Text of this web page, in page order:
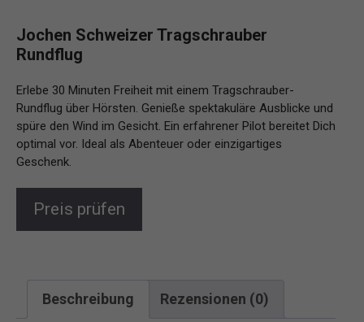
Jochen Schweizer Tragschrauber
Rundflug
Erlebe 30 Minuten Freiheit mit einem Tragschrauber-
Rundflug über Hörsten. Genieße spektakuläre Ausblicke und
spüre den Wind im Gesicht. Ein erfahrener Pilot bereitet Dich
optimal vor. Ideal als Abenteuer oder einzigartiges
Geschenk.
Preis prüfen
Beschreibung Rezensionen (0)